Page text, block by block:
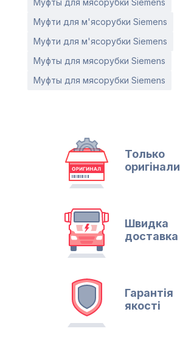
Муфты для мясорубки Siemens
Муфти для м'ясорубки Siemens
Муфти для м'ясорубки Siemens
Муфты для мясорубки Siemens
Муфты для мясорубки Siemens
Только
оригінали
Швидка
доставка
Гарантія
якості